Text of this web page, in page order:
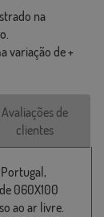
na
variação de +
Avaliações de
clientes
060X100
ao ar livre.